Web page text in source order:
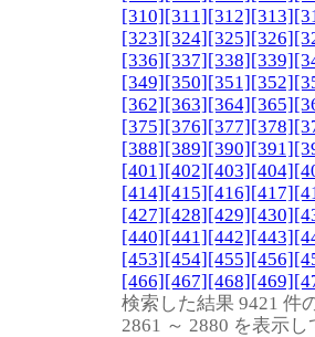
[310][311][312][313]
[323][324][325][326]
[336][337][338][339]
[349][350][351][352]
[362][363][364][365]
[375][376][377][378]
[388][389][390][391]
[401][402][403][404]
[414][415][416][417]
[427][428][429][430]
[440][441][442][443]
[453][454][455][456]
[466][467][468][469]
検索した結果 9421 件
2861 ～ 2880 を表示し